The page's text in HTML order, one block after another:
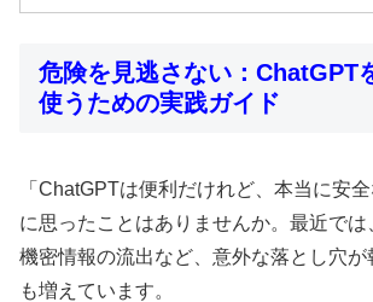
危険を見逃さない：ChatGPT
使うための実践ガイド
「ChatGPTは便利だけれど、本当に安
に思ったことはありませんか。最近で
機密情報の流出など、意外な落とし穴が
も増えています。